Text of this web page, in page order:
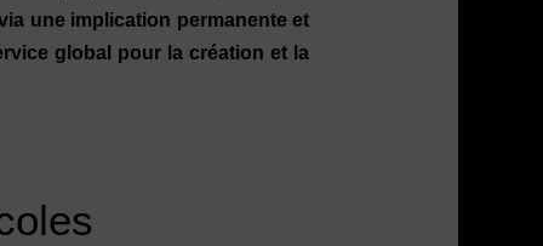
une implication permanente et
global pour la création et la